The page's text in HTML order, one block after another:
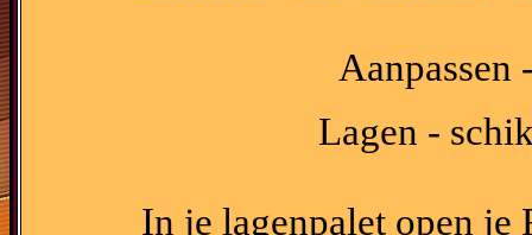
Aanpassen
Lagen -
In je lagenpalet open je